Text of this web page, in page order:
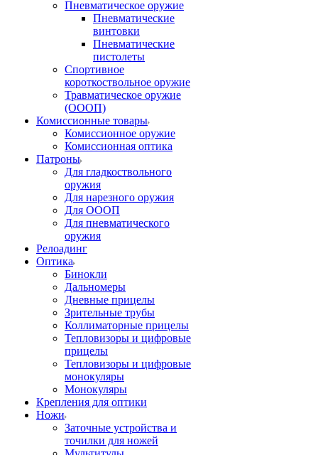
Пневматическое оружие
Пневматические
винтовки
Пневматические
пистолеты
Спортивное
короткоствольное оружие
Травматическое оружие
(ОООП)
Комиссионные товары
Комиссионное оружие
Комиссионная оптика
Патроны
Для гладкоствольного
оружия
Для нарезного оружия
Для ОООП
Для пневматического
оружия
Релоадинг
Оптика
Бинокли
Дальномеры
Дневные прицелы
Зрительные трубы
Коллиматорные прицелы
Тепловизоры и цифровые
прицелы
Тепловизоры и цифровые
монокуляры
Монокуляры
Крепления для оптики
Ножи
Заточные устройства и
точилки для ножей